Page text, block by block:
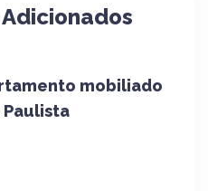
mobiliado
Paulista